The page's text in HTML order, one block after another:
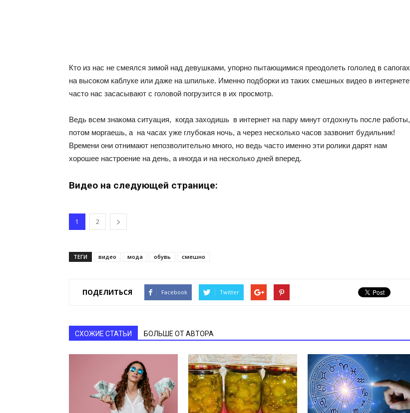
Кто из нас не смеялся зимой над девушками, упорно пытающимися преодолеть гололед в сапогах
на высоком каблуке или даже на шпильке. Именно подборки из таких смешных видео в интернете
часто нас засасывают с головой погрузится в их просмотр.
Ведь всем знакома ситуация, когда заходишь в интернет на пару минут отдохнуть после работы,
потом моргаешь, а на часах уже глубокая ночь, а через несколько часов зазвонит будильник!
Времени они отнимают непозволительно много, но ведь часто именно эти ролики дарят нам
хорошее настроение на день, а иногда и на несколько дней вперед.
Видео на следующей странице:
1 2
ТЕГИ видео мода обувь смешно
ПОДЕЛИТЬСЯ Facebook Twitter
СХОЖИЕ СТАТЬИ БОЛЬШЕ ОТ АВТОРА